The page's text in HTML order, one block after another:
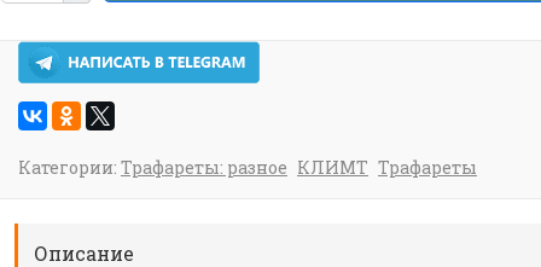
Категории: Трафареты: разное КЛИМТ Трафареты
Описание